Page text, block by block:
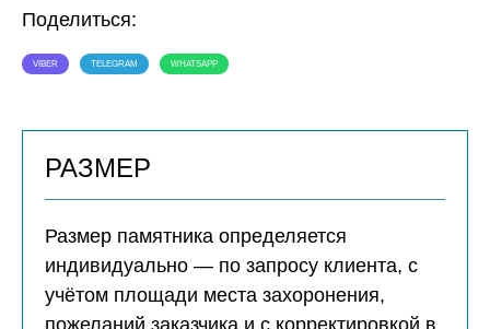
Поделиться:
VIBER TELEGRAM WHATSAPP
РАЗМЕР
Размер памятника определяется
индивидуально — по запросу клиента, с
учётом площади места захоронения,
пожеланий заказчика и с корректировкой в